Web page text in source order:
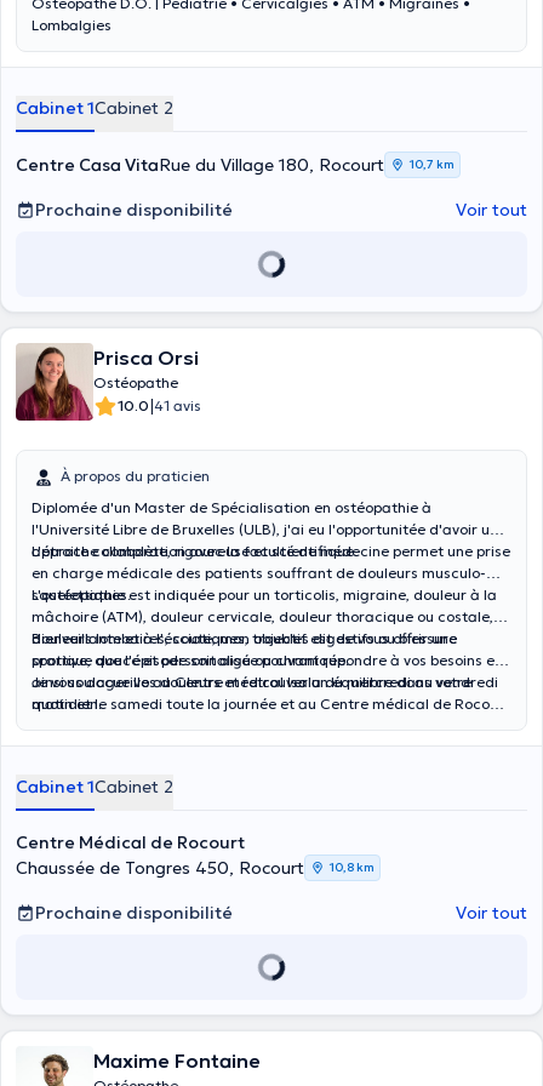
Lombalgies
Cabinet 1Cabinet 2
Centre Casa VitaRue du Village 180, Rocourt 10,7 km
Prochaine disponibilité Voir tout
Prisca Orsi
Ostéopathe
10.0|41 avis
À propos du praticien
Diplomée d'un Master de Spécialisation en ostéopathie à
l'Université Libre de Bruxelles (ULB), j'ai eu l'opportunitée d'avoir une
approche complète, rigoureuse et scientifique.
L'étroite collaboration avec la faculté de médecine permet une prise
en charge médicale des patients souffrant de douleurs musculo-
squelettiques.
L'ostéopathie est indiquée pour un torticolis, migraine, douleur à la
mâchoire (ATM), douleur cervicale, douleur thoracique ou costale,
douleurs lombaires, sciatiques, troubles digestifs ou blessure
sportive, que l'épisode soit aigu ou chronique.
Bienveillante et à l'écoute, mon objectif est de vous offrir une
pratique douce et personnalisée pouvant répondre à vos besoins et
ainsi soulager vos douleurs et retrouver un équilibre dans votre
quotidien.
Je vous accueille au Centre médical Isala du mercredi au vendredi
matin et le samedi toute la journée et au Centre médical de Rocourt
Cabinet 1Cabinet 2
Centre Médical de Rocourt
Chaussée de Tongres 450, Rocourt
10,8 km
Prochaine disponibilité Voir tout
Maxime Fontaine